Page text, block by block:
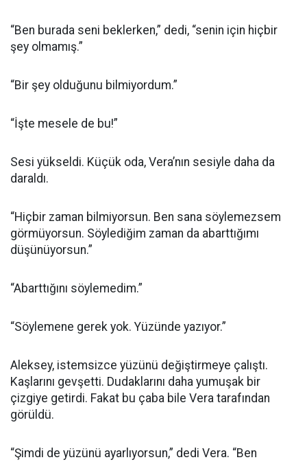
“Ben burada seni beklerken,” dedi, “senin için hiçbir
şey olmamış.”
“Bir şey olduğunu bilmiyordum.”
“İşte mesele de bu!”
Sesi yükseldi. Küçük oda, Vera’nın sesiyle daha da
daraldı.
“Hiçbir zaman bilmiyorsun. Ben sana söylemezsem
görmüyorsun. Söylediğim zaman da abarttığımı
düşünüyorsun.”
“Abarttığını söylemedim.”
“Söylemene gerek yok. Yüzünde yazıyor.”
Aleksey, istemsizce yüzünü değiştirmeye çalıştı.
Kaşlarını gevşetti. Dudaklarını daha yumuşak bir
çizgiye getirdi. Fakat bu çaba bile Vera tarafından
görüldü.
“Şimdi de yüzünü ayarlıyorsun,” dedi Vera. “Ben